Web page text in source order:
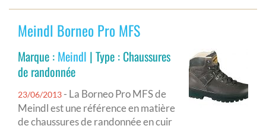
Meindl Borneo Pro MFS
Marque : Meindl | Type : Chaussures
de randonnée
23/06/2013 - La Borneo Pro MFS de
Meindl est une référence en matière
de chaussures de randonnée en cuir